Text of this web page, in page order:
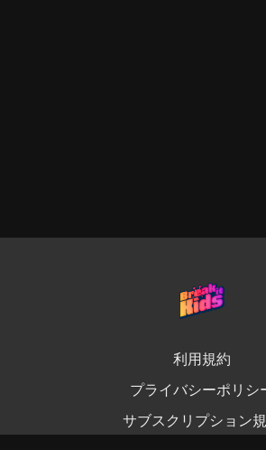
利用規約
プライバシーポリシ
サブスクリプション